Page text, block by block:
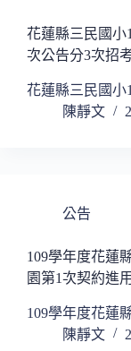
花蓮縣三民國小
次公告分3次招
花蓮縣三民國
陳靜文
公告
109學年度花蓮
園第1次契約進
109學年度花蓮
陳靜文